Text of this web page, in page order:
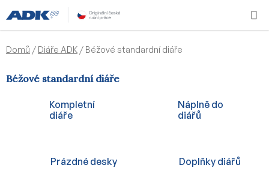
na
obsah
KOŠÍK
Domů / Diáře ADK / Béžové standardní diáře
Béžové standardní diáře
Kompletní
diáře
Náplně do
diářů
Prázdné desky Doplňky diářů